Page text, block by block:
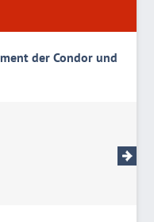
der Condor und